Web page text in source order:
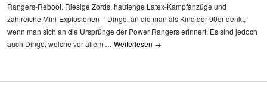
Rangers-Reboot. Riesige Zords, hautenge Latex-Kampfanzüge und
zahlreiche Mini-Explosionen – Dinge, an die man als Kind der 90er denkt,
wenn man sich an die Ursprünge der Power Rangers erinnert. Es sind jedoch
auch Dinge, welche vor allem … Weiterlesen →